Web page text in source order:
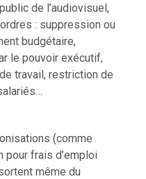
de l’audiovisuel,
: suppression ou
budgétaire,
le pouvoir exécutif,
travail, restriction de
(comme
pour frais d’emploi
même du